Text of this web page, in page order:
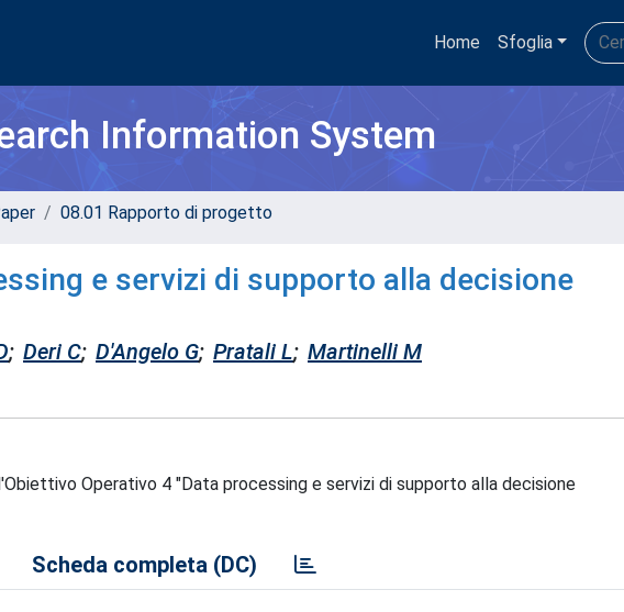
Home Sfoglia
Information System
08.01 Rapporto di progetto
e servizi di supporto alla decisione
; Deri C; D'Angelo G; Pratali L; Martinelli M
Operativo 4 "Data processing e servizi di supporto alla decisione
Scheda completa (DC)